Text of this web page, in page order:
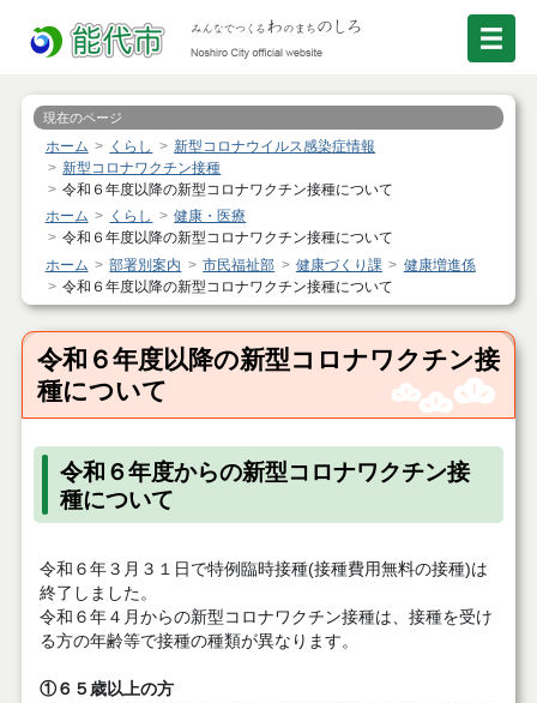
現在のページ
ホーム くらし
新型コロナウイルス感染症情報
新型コロナワクチン接種
令和６年度以降の新型コロナワクチン接種について
ホーム
くらし
健康・医療
令和６年度以降の新型コロナワクチン接種について
ホーム
部署別案内 市民福祉部 健康づくり課
健康増進係
令和６年度以降の新型コロナワクチン接種について
令和６年度以降の新型コロナワクチン接
種について
令和６年度からの新型コロナワクチン接
種について
令和６年３月３１日で特例臨時接種(接種費用無料の接種)は
終了しました。
令和６年４月からの新型コロナワクチン接種は、接種を受け
る方の年齢等で接種の種類が異なります。
①６５歳以上の方